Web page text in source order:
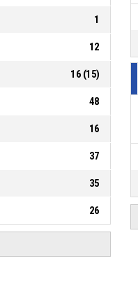
1
12
16 (15)
48
16
37
35
26